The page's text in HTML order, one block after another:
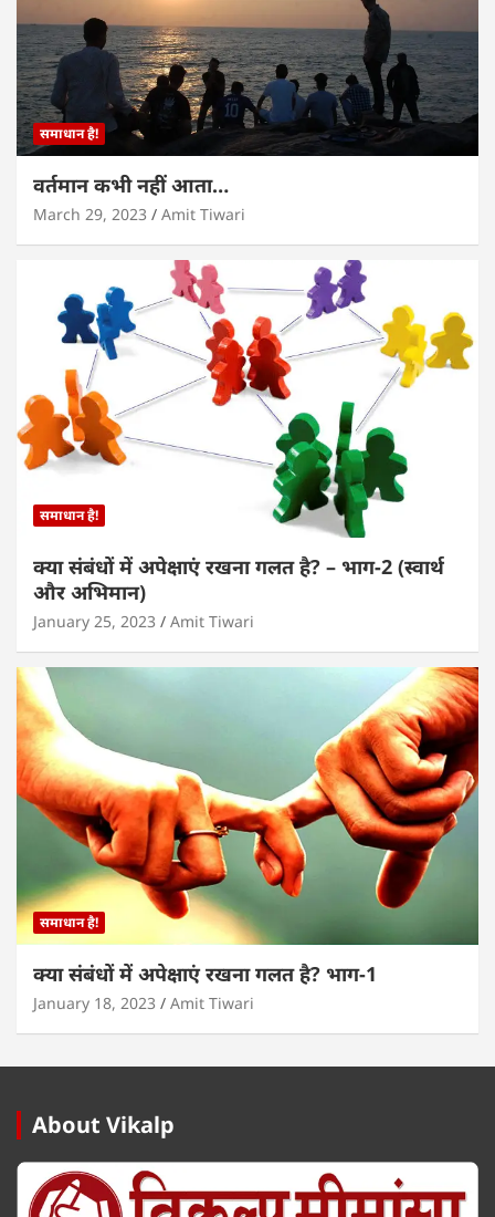
समाधान है!
वर्तमान कभी नहीं आता…
March 29, 2023 Amit Tiwari
समाधान है!
क्या संबंधों में अपेक्षाएं रखना गलत है? – भाग-2 (स्वार्थ
और अभिमान)
January 25, 2023 Amit Tiwari
समाधान है!
क्या संबंधों में अपेक्षाएं रखना गलत है? भाग-1
January 18, 2023 Amit Tiwari
About Vikalp